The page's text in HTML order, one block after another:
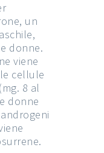
un
donne.
viene
cellule
8 al
donne